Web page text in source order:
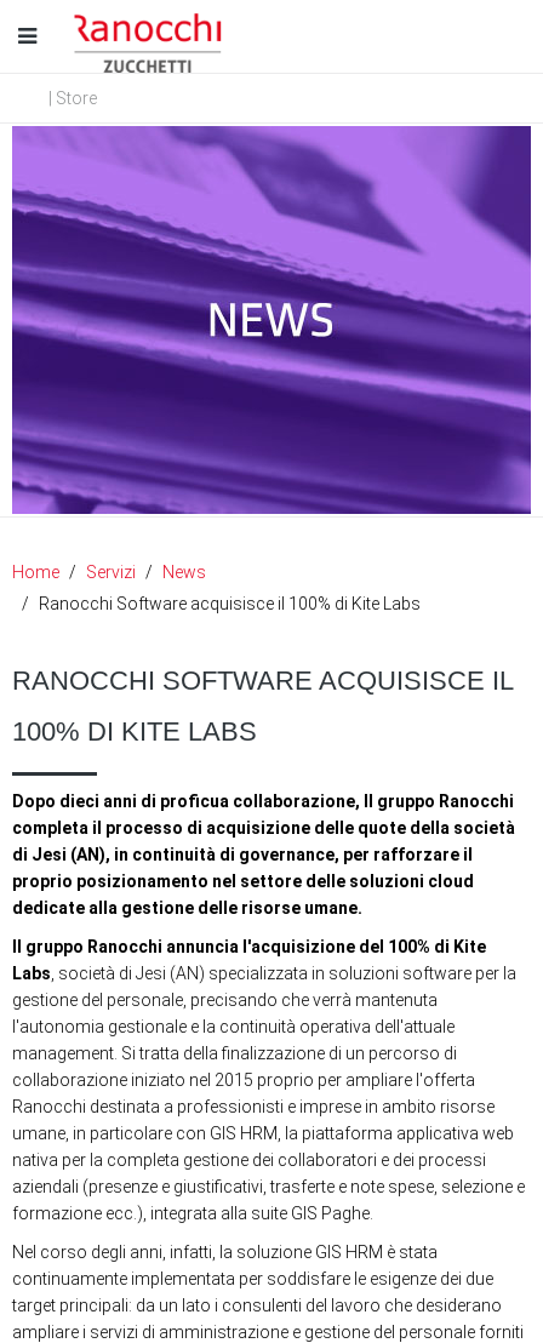
| Store
Home Servizi
News
Ranocchi Software acquisisce il 100% di Kite Labs
RANOCCHI SOFTWARE ACQUISISCE IL
100% DI KITE LABS
Dopo dieci anni di proficua collaborazione, Il gruppo Ranocchi
completa il processo di acquisizione delle quote della società
di Jesi (AN), in continuità di governance, per rafforzare il
proprio posizionamento nel settore delle soluzioni cloud
dedicate alla gestione delle risorse umane.
Il gruppo Ranocchi annuncia l'acquisizione del 100% di Kite
Labs , società di Jesi (AN) specializzata in soluzioni software per la
gestione del personale, precisando che verrà mantenuta
l'autonomia gestionale e la continuità operativa dell'attuale
management. Si tratta della finalizzazione di un percorso di
collaborazione iniziato nel 2015 proprio per ampliare l'offerta
Ranocchi destinata a professionisti e imprese in ambito risorse
umane, in particolare con GIS HRM, la piattaforma applicativa web
nativa per la completa gestione dei collaboratori e dei processi
aziendali (presenze e giustificativi, trasferte e note spese, selezione e
formazione ecc.), integrata alla suite GIS Paghe.
Nel corso degli anni, infatti, la soluzione GIS HRM è stata
continuamente implementata per soddisfare le esigenze dei due
target principali: da un lato i consulenti del lavoro che desiderano
ampliare i servizi di amministrazione e gestione del personale forniti